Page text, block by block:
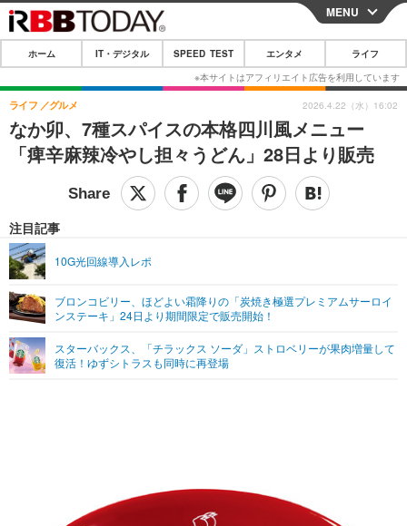
CLOSE
ホーム
IT・デジタル
IT・デジタルTOP スマートフォン
ショッピング その他
SPEED TEST
エンタメTOP 映画・ドラマ
グラビア
ショッピング その他
ライフTOP
その他
リリース一覧
プッシュ通知の停止方法
MENU
ホーム IT・デジタル SPEED TEST エンタメ ライフ
なか卯、7種スパイスの本格四川風メニュー
「痺辛麻辣冷やし担々うどん」28日より販売
ライフ グルメ
注目記事
10G光回線導入レポ
ブロンコビリー、ほどよい霜降りの「炭焼き極選プレミアムサーロイ
ンステーキ」24日より期間限定で販売開始！
スターバックス、「チラックス ソーダ」ストロベリーが果肉増量して
復活！ゆずシトラスも同時に再登場
2026.4.22（水）16:02